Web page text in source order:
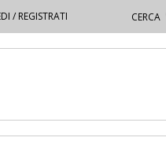
/ REGISTRATI